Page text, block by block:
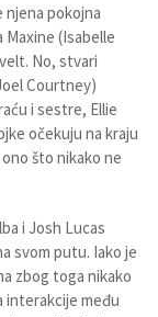
njena pokojna
Maxine (Isabelle
No, stvari
Courtney)
i sestre, Ellie
očekuju na kraju
što nikako ne
i Josh Lucas
svom putu. Iako je
zbog toga nikako
interakcije među